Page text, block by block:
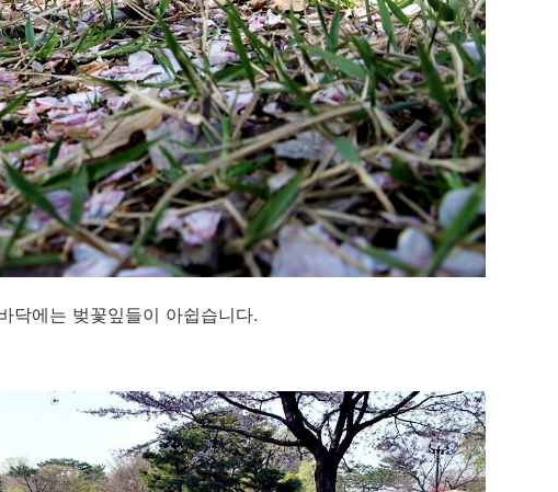
닥에는 벚꽃잎들이 아쉽습니다.